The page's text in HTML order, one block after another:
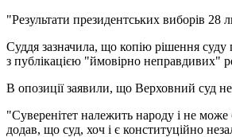
"Результати президентських виборів
Суддя зазначила, що копію рішення
з публікацією "ймовірно неправдивих"
В опозиції заявили, що Верховний суд
"Суверенітет належить народу і не
додав, що суд, хоч і є конституційно